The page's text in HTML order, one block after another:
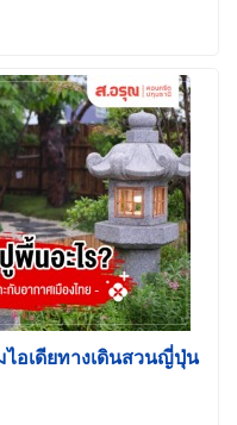
อเดียทางเดินสวนญี่ปุ่น